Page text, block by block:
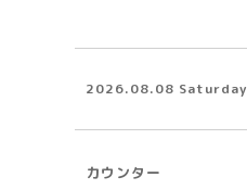
2026.08.08 Saturday
カウンター